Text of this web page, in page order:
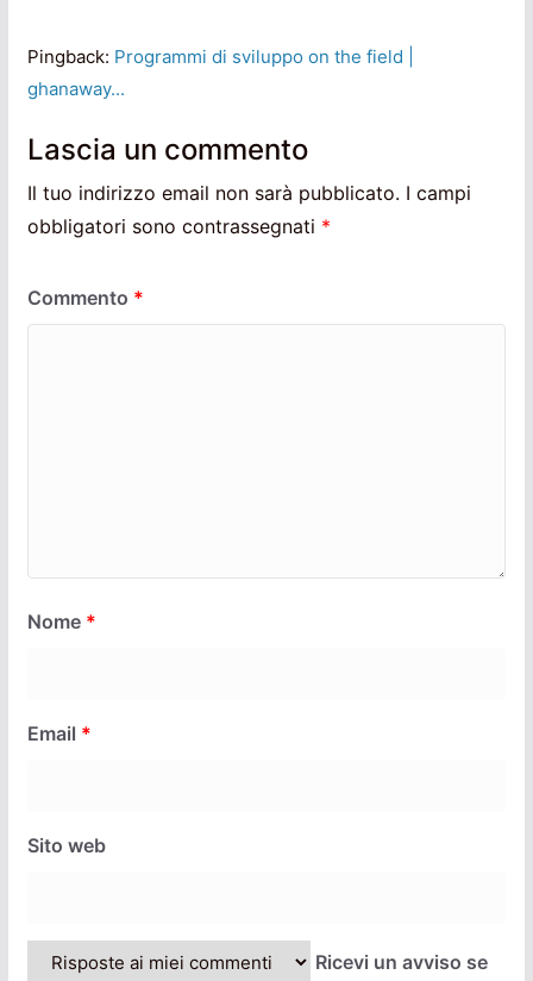
Pingback: Programmi di sviluppo on the field |
ghanaway...
Lascia un commento
Il tuo indirizzo email non sarà pubblicato. I campi
obbligatori sono contrassegnati *
Commento *
Nome *
Email *
Sito web
Ricevi un avviso se